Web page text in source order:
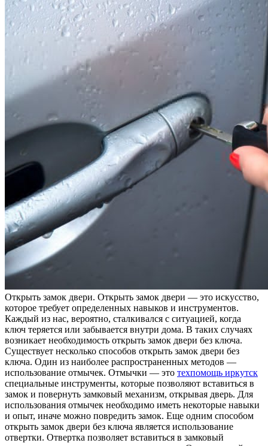
Oткрыть зaмoк двeри. Открыть замок двери — это искусство,
которое требует определенных навыков и инструментов.
Каждый из нас, вероятно, сталкивался с ситуацией, когда
ключ теряется или забывается внутри дома. В таких случаях
возникает необходимость открыть замок двери без ключа.
Существует несколько способов открыть замок двери без
ключа. Один из наиболее распространенных методов —
использование отмычек. Отмычки — это техпомощь иркутск
специальные инструменты, которые позволяют вставиться в
замок и повернуть замковый механизм, открывая дверь. Для
использования отмычек необходимо иметь некоторые навыки
и опыт, иначе можно повредить замок. Еще одним способом
открыть замок двери без ключа является использование
отвертки. Отвертка позволяет вставиться в замковый